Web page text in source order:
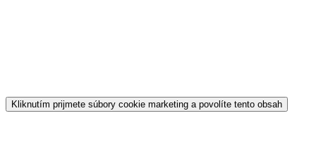
Kliknutím prijmete súbory cookie marketing a povolíte tento obsah